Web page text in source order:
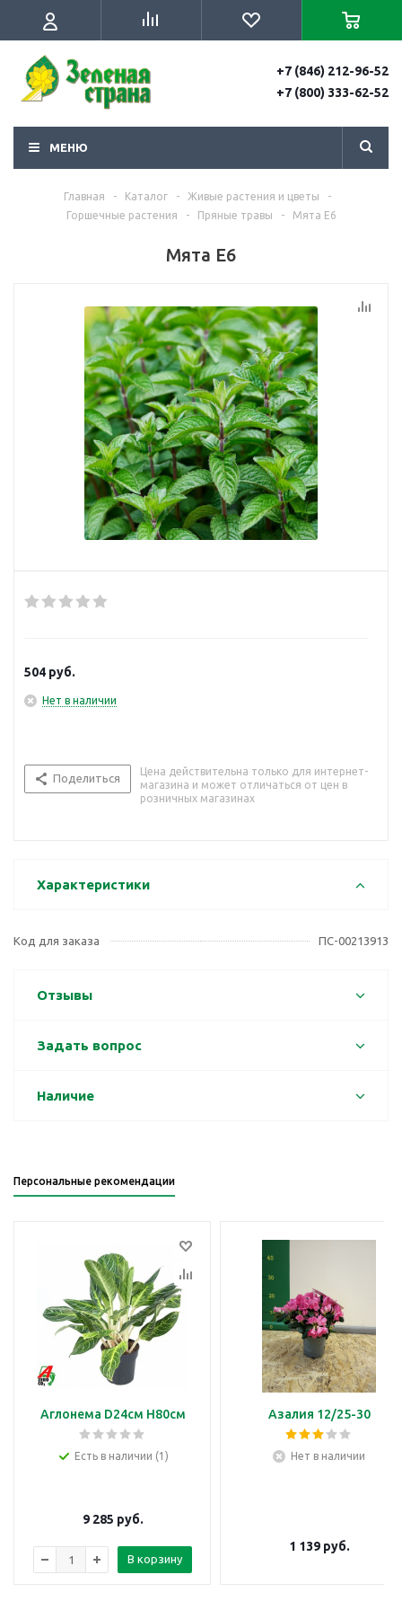
+7 (846) 212-96-52
+7 (800) 333-62-52
МЕНЮ
Главная - Каталог - Живые растения и цветы
-
Горшечные растения
- Пряные травы - Мята Е6
Мята Е6
504 руб.
Нет в наличии
Поделиться
Цена действительна только для интернет-
магазина и может отличаться от цен в
розничных магазинах
Характеристики
Код для заказа ПС-00213913
Отзывы
Задать вопрос
Наличие
Персональные рекомендации
Аглонема D24см H80см
Есть в наличии (1)
9 285 руб.
В корзину
Азалия 12/25-30
Нет в наличии
1 139руб.